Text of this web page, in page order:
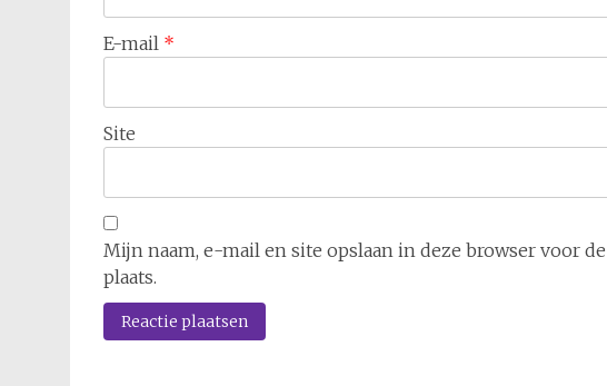
E-mail *
Site
Mijn naam, e-mail en site opslaan in deze browser voor
plaats.